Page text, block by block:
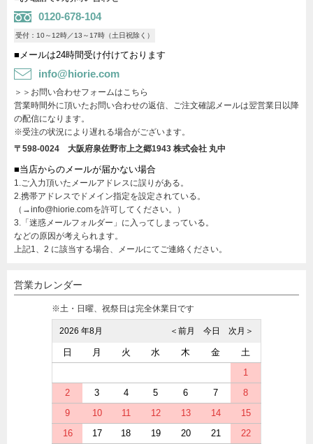
0120-678-104
受付：10～12時／13～17時（土日祝除く）
■メールは24時間受け付けております
info@hiorie.com
＞＞お問い合わせフォームはこちら
営業時間外に頂いたお問い合わせの返信、ご注文確認メールは翌営業日以降
の配信になります。
※受注の状況により遅れる場合がございます。
〒598-0024 大阪府泉佐野市上之郷1943 株式会社 丸中
■当店からのメールが届かない場合
1.ご入力頂いたメールアドレスに誤りがある。
2.携帯アドレスでドメイン指定を設定されている。
（→info@hiorie.comを許可してください。）
3.「迷惑メールフォルダー」に入ってしまっている。
などの原因が考えられます。
上記1、2 に該当する場合、メールにてご連絡ください。
営業カレンダー
※土・日曜、祝祭日は完全休業日です
2026 年8月 次月＞
今日
＜前月
日 月 火 水 木 金
土
1
2
3 4 5 6 7
8
9
10 11 12 13 14
15
16
17 18 19 20 21 22